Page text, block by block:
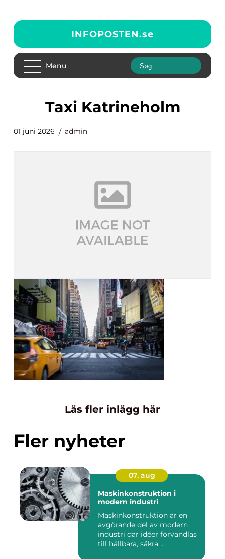
INFOPOSTEN.se
Menu
taxi Katrineholm
01 juni 2026 admin
Läs fler inlägg här
Fler nyheter
07. aug
Maskinkonstruktion i
modern industri
Maskinkonstruktion är en
avgörande del av modern
industri där idéer förvandlas
till hållbara, säkra ...